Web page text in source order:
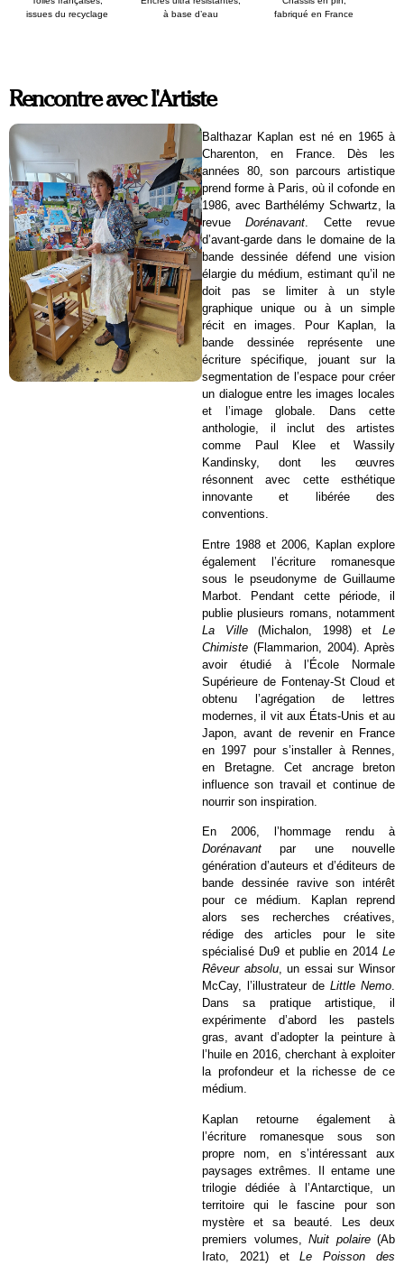
issues du recyclage
fabriqué en France
à base d’eau
Rencontre avec l'Artiste
Balthazar Kaplan est né en 1965 à
Charenton, en France. Dès les
années 80, son parcours artistique
prend forme à Paris, où il cofonde en
1986, avec Barthélémy Schwartz, la
revueDorénavant. Cette revue
d’avant-garde dans le domaine de la
bande dessinée défend une vision
élargie du médium, estimant qu’il ne
doit pas se limiter à un style
graphique unique ou à un simple
récit en images. Pour Kaplan, la
bande dessinée représente une
écriture spécifique, jouant sur la
segmentation de l’espace pour créer
un dialogue entre les images locales
et l’image globale. Dans cette
anthologie, il inclut des artistes
comme Paul Klee et Wassily
Kandinsky, dont les œuvres
résonnent avec cette esthétique
innovante et libérée des
conventions.
Entre 1988 et 2006, Kaplan explore
également l’écriture romanesque
sous le pseudonyme de Guillaume
Marbot. Pendant cette période, il
publie plusieurs romans, notamment
La Ville(Michalon, 1998) etLe
Chimiste (Flammarion, 2004). Après
avoir étudié à l’École Normale
Supérieure de Fontenay-St Cloud et
obtenu l’agrégation de lettres
modernes, il vit aux États-Unis et au
Japon, avant de revenir en France
en 1997 pour s’installer à Rennes,
en Bretagne. Cet ancrage breton
influence son travail et continue de
nourrir son inspiration.
En 2006, l’hommage rendu à
Dorénavant par une nouvelle
génération d’auteurs et d’éditeurs de
bande dessinée ravive son intérêt
pour ce médium. Kaplan reprend
alors ses recherches créatives,
rédige des articles pour le site
spécialisé Du9 et publie en 2014 Le
Rêveur absolu, un essai sur Winsor
McCay, l’illustrateur de Little Nemo.
Dans sa pratique artistique, il
expérimente d’abord les pastels
gras, avant d’adopter la peinture à
l’huile en 2016, cherchant à exploiter
la profondeur et la richesse de ce
médium.
Kaplan retourne également à
l’écriture romanesque sous son
propre nom, en s’intéressant aux
paysages extrêmes. Il entame une
trilogie dédiée à l’Antarctique, un
territoire qui le fascine pour son
mystère et sa beauté. Les deux
premiers volumes, Nuit polaire(Ab
Irato, 2021) etLe Poisson des